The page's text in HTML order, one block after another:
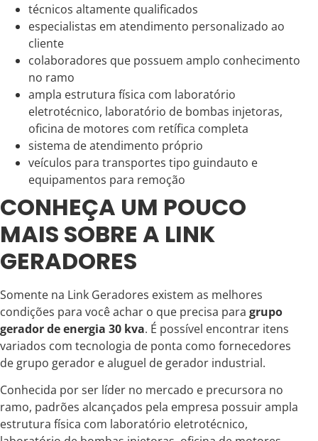
técnicos altamente qualificados
especialistas em atendimento personalizado ao
cliente
colaboradores que possuem amplo conhecimento
no ramo
ampla estrutura física com laboratório
eletrotécnico, laboratório de bombas injetoras,
oficina de motores com retífica completa
sistema de atendimento próprio
veículos para transportes tipo guindauto e
equipamentos para remoção
CONHEÇA UM POUCO
MAIS SOBRE A LINK
GERADORES
Somente na Link Geradores existem as melhores
condições para você achar o que precisa para grupo
gerador de energia 30 kva. É possível encontrar itens
variados com tecnologia de ponta como fornecedores
de grupo gerador e aluguel de gerador industrial.
Conhecida por ser líder no mercado e precursora no
ramo, padrões alcançados pela empresa possuir ampla
estrutura física com laboratório eletrotécnico,